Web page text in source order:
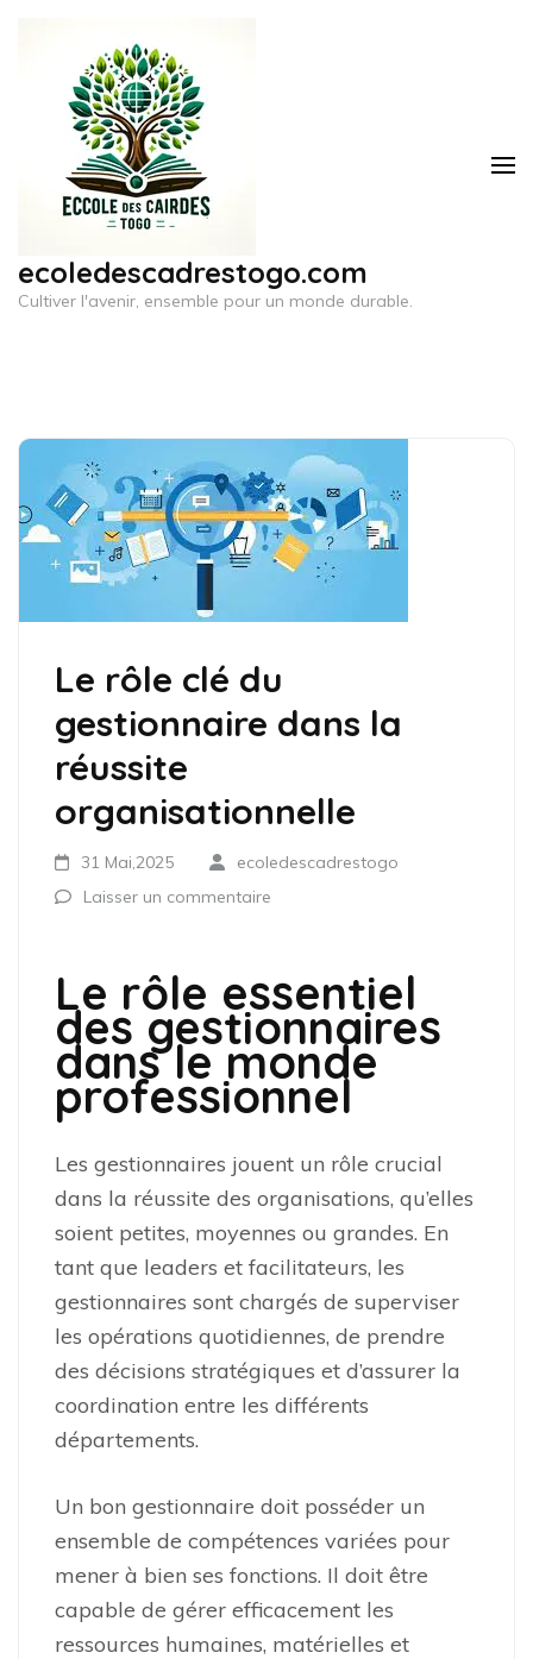
contenu
(Pressez
ecoledescadrestogo.com
Cultiver l'avenir, ensemble pour un monde durable.
Le rôle clé du
gestionnaire dans la
réussite
organisationnelle
31 Mai,2025
ecoledescadrestogo
Laisser un commentaire
Le rôle essentiel
des gestionnaires
dans le monde
professionnel
Les gestionnaires jouent un rôle crucial
dans la réussite des organisations, qu’elles
soient petites, moyennes ou grandes. En
tant que leaders et facilitateurs, les
gestionnaires sont chargés de superviser
les opérations quotidiennes, de prendre
des décisions stratégiques et d’assurer la
coordination entre les différents
départements.
Un bon gestionnaire doit posséder un
ensemble de compétences variées pour
mener à bien ses fonctions. Il doit être
capable de gérer efficacement les
ressources humaines, matérielles et